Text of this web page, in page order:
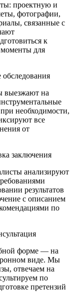
проектную и
фотографии,
связанные с
к
моменты для
обследования
выезжают на
необходимости,
все
от
заключения
анализируют
результатов
с описанием
по
форме — на
виде. Мы
отвечаем на
по
претензий